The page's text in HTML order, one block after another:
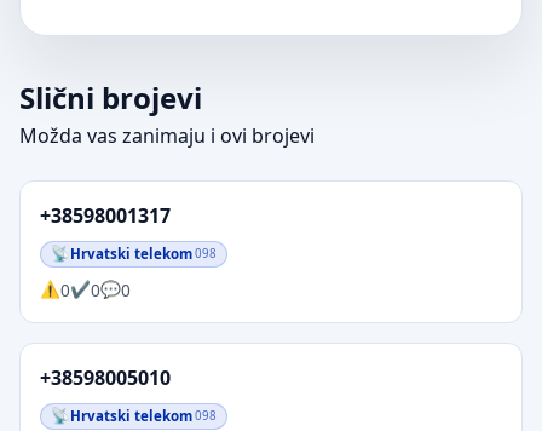
Slični brojevi
Možda vas zanimaju i ovi brojevi
+38598001317
Hrvatski telekom098
0 0 0
+38598005010
Hrvatski telekom098